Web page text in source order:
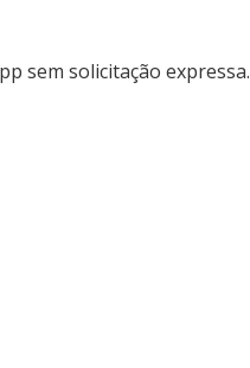
sem solicitação expressa.